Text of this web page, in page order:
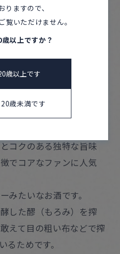
コクのある独特な旨味
でコアなファンに人気
みたいなお酒です。
した醪（もろみ）を搾
えて目の粗い布などで搾
るためです。
りますので、
覧いただけません。
以上ですか？
歳以上です
歳未満です